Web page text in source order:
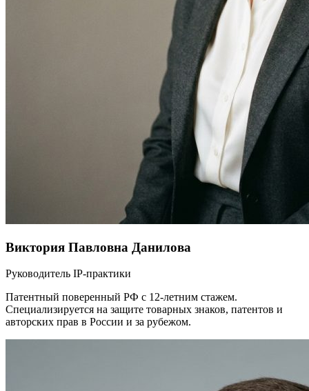
Виктория Павловна Данилова
Руководитель IP-практики
Патентный поверенный РФ с 12-летним стажем.
Специализируется на защите товарных знаков, патентов и
авторских прав в России и за рубежом.